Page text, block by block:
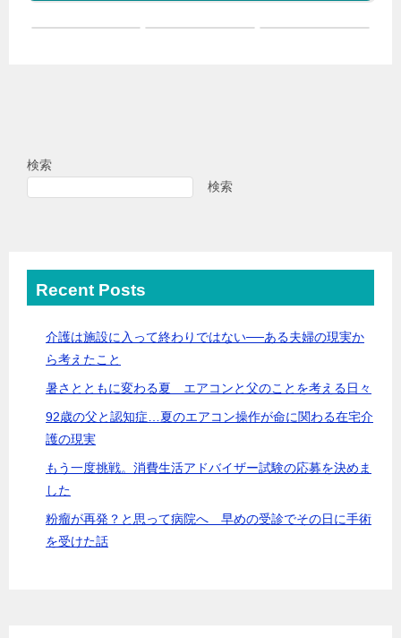
検索
検索
Recent Posts
介護は施設に入って終わりではない──ある夫婦の現実か
ら考えたこと
暑さとともに変わる夏 エアコンと父のことを考える日々
92歳の父と認知症…夏のエアコン操作が命に関わる在宅介
護の現実
もう一度挑戦。消費生活アドバイザー試験の応募を決めま
した
粉瘤が再発？と思って病院へ 早めの受診でその日に手術
を受けた話